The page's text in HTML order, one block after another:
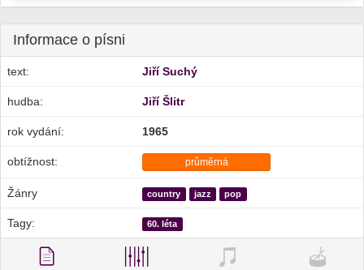
Informace o písni
text: Jiří Suchý
hudba: Jiří Šlitr
rok vydání: 1965
obtížnost: průměrná
Žánry country jazz pop
Tagy: 60. léta